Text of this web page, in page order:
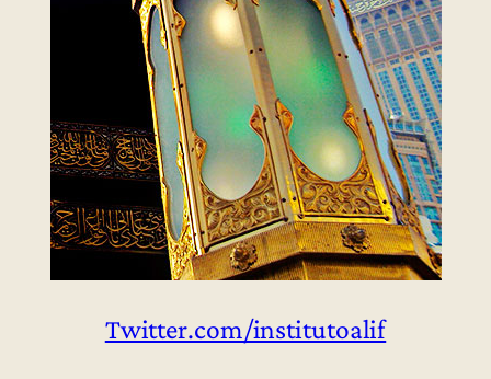
Twitter.com/institutoalif